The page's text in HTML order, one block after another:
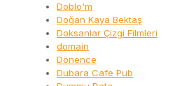
Doblo'm
Doğan Kaya Bektaş
Doksanlar Çizgi Filmleri
domain
Dönence
Dubara Cafe Pub